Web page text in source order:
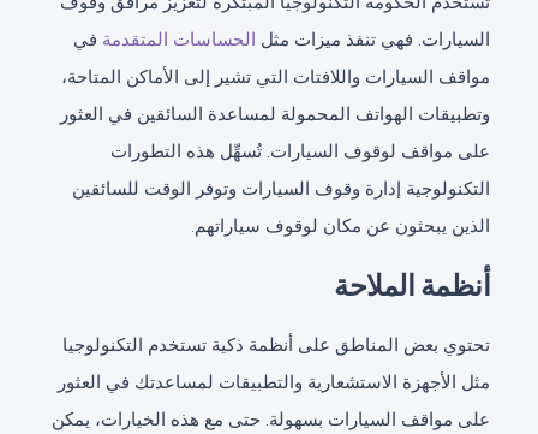
السيارات. فهي تنفذ ميزات مثل الحساسات المتقدمة في
مواقف السيارات واللافتات التي تشير إلى الأماكن المتاحة،
وتطبيقات الهواتف المحمولة لمساعدة السائقين في العثور
على مواقف لوقوف السيارات. تُسهِّل هذه التطورات
التكنولوجية إدارة وقوف السيارات وتوفر الوقت للسائقين
الذين يبحثون عن مكان لوقوف سياراتهم.
أنظمة الملاحة
تحتوي بعض المناطق على أنظمة ذكية تستخدم التكنولوجيا
مثل الأجهزة الاستشعارية والتطبيقات لمساعدتك في العثور
على مواقف السيارات بسهولة. حتى مع هذه الخيارات، يمكن